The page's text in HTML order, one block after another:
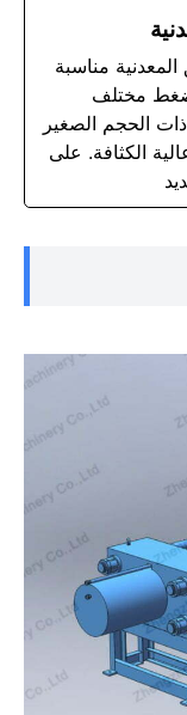
مناسبة
مختلف
ذات الحجم الصغير
الكثافة. على